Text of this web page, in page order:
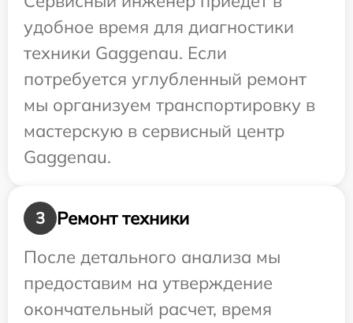
удобное время для диагностики
техники Gaggenau. Если
потребуется углубленный ремонт
мы организуем транспортировку в
мастерскую в сервисный центр
Gaggenau.
3
Ремонт техники
После детального анализа мы
предоставим на утверждение
окончательный расчет, время